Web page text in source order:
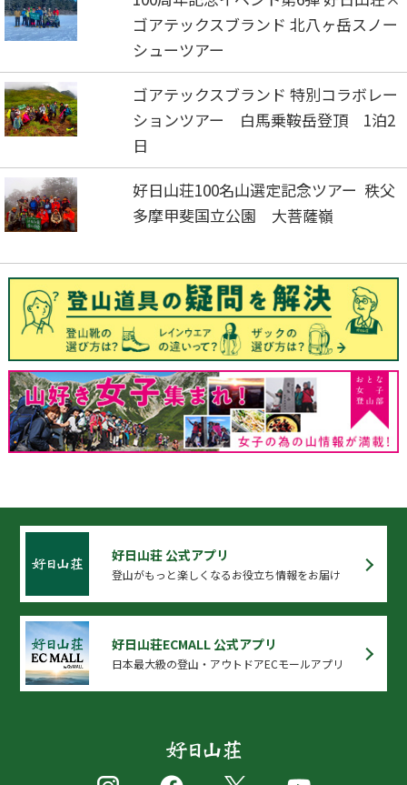
ゴアテックスブランド 北八ヶ岳スノー
シューツアー
ゴアテックスブランド 特別コラボレー
ションツアー 白馬乗鞍岳登頂 1泊2
日
好日山荘100名山選定記念ツアー 秩父
多摩甲斐国立公園 大菩薩嶺
好日山荘 公式アプリ
登山がもっと楽しくなるお役立ち情報をお届け
好日山荘ECMALL 公式アプリ
日本最大級の登山・アウトドアECモールアプリ